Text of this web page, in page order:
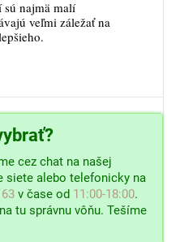
najmä malí
veľmi záležať na
cez chat na našej
siete alebo telefonicky na
v čase od 11:00-18:00.
tu správnu vôňu. Tešíme